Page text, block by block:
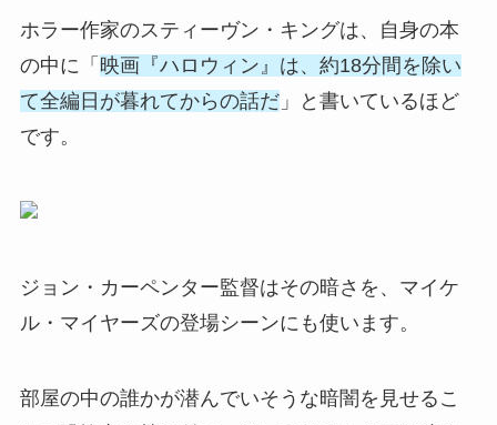
ホラー作家のスティーヴン・キングは、自身の本
の中に「 映画『ハロウィン』は、約18分間を除い
て全編日が暮れてからの話だ」と書いているほど
です。
ジョン・カーペンター監督はその暗さを、マイケ
ル・マイヤーズの登場シーンにも使います。
部屋の中の誰かが潜んでいそうな暗闇を見せるこ